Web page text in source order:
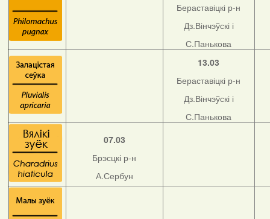
Бераставіцкі р-н
Дз.Вінчэўскі і
С.Панькова
13.03
Бераставіцкі р-н
Дз.Вінчэўскі і
С.Панькова
07.03
Брэсцкі р-н
А.Сербун